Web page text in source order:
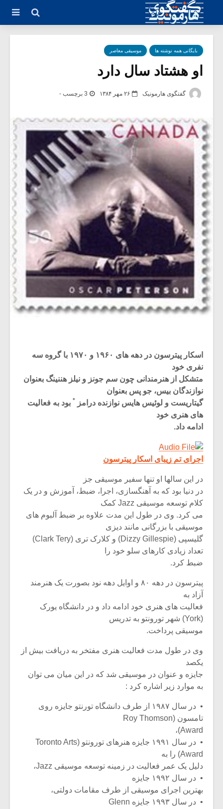
بایگانی همه نوشته ها موسیقی معاصر
او هشتاد سال دارد
گفتگوی هارمونیک ۲۶ مهر ۱۳۸۴ 3 برچسب -
اسکار پیترسون در دهه های ۱۹۶۰ و ۱۹۷۰ با گروه سه
نفری خود
متشکل از هنرمندانی چون سم جونز و نیلز هننینگ بعنوان
نوازندگان بیس، جو پس بعنوان
گیتاریست و لوئیس هایس نوازنده درامز
* بود به فعالیت
های هنری خود
ادامه داد.
اجرای تم زیبای اسکار پیترسون
در این سالها او تنها سفیر موسیقی جز
در دنیا بود که به آهنگسازی، اجرا، ضبط، آموزش و در یک
کلام توسعه موسیقی Jazz کمک
می کرد. وی در طول این مدت علاوه بر ضبط آلبوم های
موسیقی با بزرگانی مانند دیزی
گلیسپی (Dizzy Gillespie) و کلارک تری (Clark Tery)
تعداد زیادی کارهای سلو خود را
ضبط کرد.
پیترسون در دهه ۸۰ و اوایل دهه نود بصورت یک هنرمند
آزاد به
فعالیت های هنری خود ادامه داد و در دانشگاه یورک
(York) شهر تورونتو به تدریس
موسیقی پرداخت.
وی در طول مدت فعالیت هنری مفتخر به دریافت بیش از
یکصد
جایزه و عنوان در موسیقی شد که در این میان می توان
به موارد زیر اشاره کرد :
• در سال ۱۹۸۷ از طرف دانشگاه تورنتو جایزه روی
تامسون (Roy Thomson
Award)،
• در سال ۱۹۹۱ جایزه هنرهای تورونتو (Toronto Arts
Award) را به
دلیل یک عمر فعالیت در زمینه توسعه موسیقی Jazz،
• در سال ۱۹۹۲ جایزه
بهترین اجرای موسیقی از طرف مقامات دولتی،
• در سال ۱۹۹۳ جایزه Glenn
یادداشتی بر موسیقی
مشهورترین باشی،
بدنام ترین باش
دوره
برگزار